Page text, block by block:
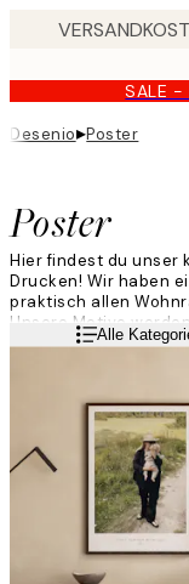
content.
SALE -
Desenio▸Poster
Poster
Hier findest du unser
Drucken! Wir haben
praktisch allen
Unsere Motive
exklusiven Motiven
WeiterlesenAlle